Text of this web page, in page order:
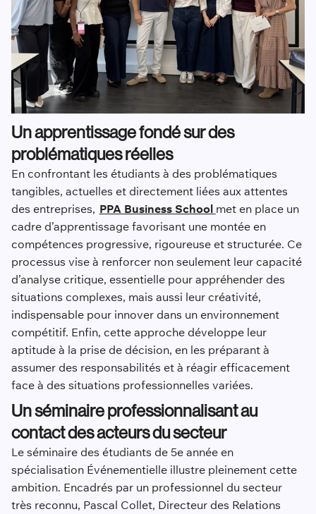
Un apprentissage fondé sur des
problématiques réelles
En confrontant les étudiants à des problématiques
tangibles, actuelles et directement liées aux attentes
des entreprises, PPA Business School met en place un
cadre d’apprentissage favorisant une montée en
compétences progressive, rigoureuse et structurée. Ce
processus vise à renforcer non seulement leur capacité
d’analyse critique, essentielle pour appréhender des
situations complexes, mais aussi leur créativité,
indispensable pour innover dans un environnement
compétitif. Enfin, cette approche développe leur
aptitude à la prise de décision, en les préparant à
assumer des responsabilités et à réagir efficacement
face à des situations professionnelles variées.
Un séminaire professionnalisant au
contact des acteurs du secteur
Le séminaire des étudiants de 5e année en
spécialisation Événementielle illustre pleinement cette
ambition. Encadrés par un professionnel du secteur
très reconnu, Pascal Collet, Directeur des Relations